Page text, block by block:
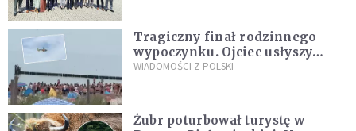
Tragiczny finał rodzinnego
wypoczynku. Ojciec usłyszy
zarzuty
WIADOMOŚCI Z POLSKI
Żubr poturbował turystę w